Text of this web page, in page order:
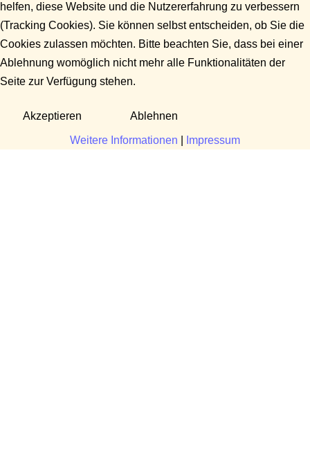
helfen, diese Website und die Nutzererfahrung zu verbessern
(Tracking Cookies). Sie können selbst entscheiden, ob Sie die
Cookies zulassen möchten. Bitte beachten Sie, dass bei einer
Ablehnung womöglich nicht mehr alle Funktionalitäten der
Seite zur Verfügung stehen.
Akzeptieren Ablehnen
Weitere Informationen Impressum